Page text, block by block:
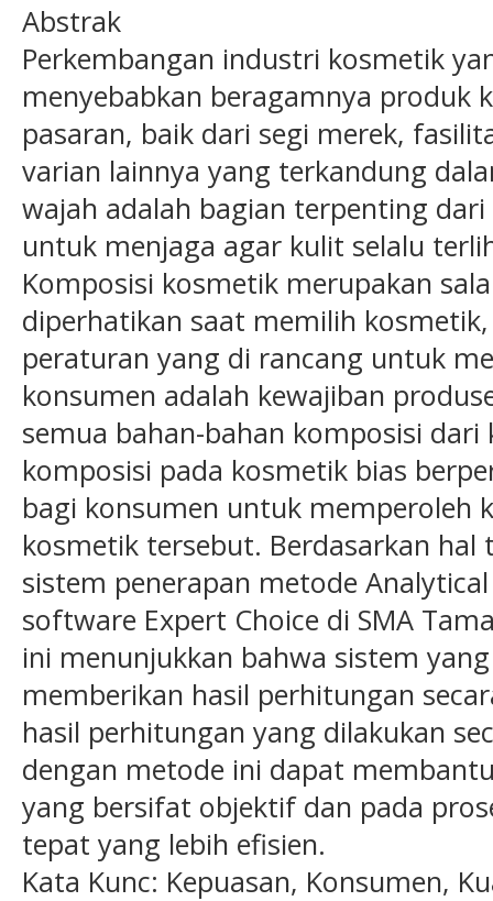
Abstrak
Perkembangan industri kosmetik
menyebabkan beragamnya produk
pasaran, baik dari segi merek,
varian lainnya yang terkandung
wajah adalah bagian terpenting
untuk menjaga agar kulit selalu
Komposisi kosmetik merupakan
diperhatikan saat memilih
peraturan yang di rancang untuk
konsumen adalah kewajiban
semua bahan-bahan komposisi
komposisi pada kosmetik bias
bagi konsumen untuk memperoleh
kosmetik tersebut. Berdasarkan
sistem penerapan metode
software Expert Choice di SMA
ini menunjukkan bahwa sistem
memberikan hasil perhitungan
hasil perhitungan yang dilakukan
dengan metode ini dapat
yang bersifat objektif dan pada
tepat yang lebih efisien.
Kata Kunc: Kepuasan, Konsumen,